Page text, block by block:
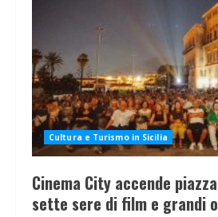
Cultura e Turismo in Sicilia
Cinema City accende
sette sere di film e grandi